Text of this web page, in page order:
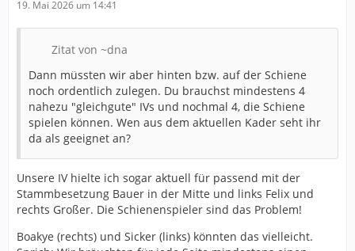
guten Drittliga-Knipser ?
An Noah Darvich vom VfB hatte ich auch schon gedacht.
Andere Clubs haben auch gute Erfahrungen gemacht
mit diesen Top-Talenten aus der 2.Mannschaft, die für
die erste noch nicht gut genug sind (Ulrich->
Magdeburg, Wätjen->Bochum). Vielleicht haben wir
nach dem Pokalfinale noch einen guten Draht zum VfB ?
19. Mai 2026 um 14:41
Zitat von ~dna
Dann müssten wir aber hinten bzw. auf der Schiene
noch ordentlich zulegen. Du brauchst mindestens 4
nahezu "gleichgute" IVs und nochmal 4, die Schiene
spielen können. Wen aus dem aktuellen Kader seht ihr
da als geeignet an?
Unsere IV hielte ich sogar aktuell für passend mit der
Stammbesetzung Bauer in der Mitte und links Felix und
rechts Großer. Die Schienenspieler sind das Problem!
Boakye (rechts) und Sicker (links) könnten das vielleicht.